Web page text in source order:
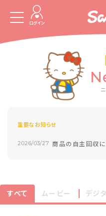
ログイン
重要なお知らせ
2026/03/27 商品の自主回収
すべて ムービー デジ